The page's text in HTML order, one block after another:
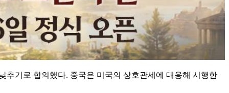
추기로 합의했다. 중국은 미국의 상호관세에 대응해 시행한